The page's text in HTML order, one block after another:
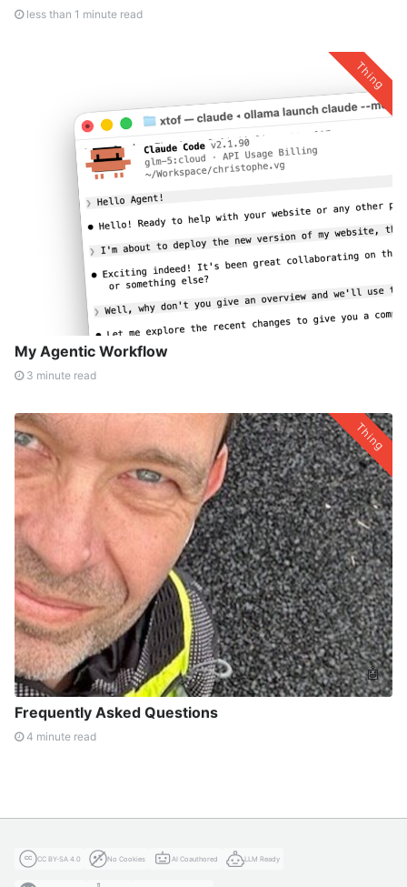
less than 1 minute read
Thing
My Agentic Workflow
3 minute read
Thing
🤖
Frequently Asked Questions
4 minute read
CC BY-SA 4.0 No Cookies AI Coauthored LLM Ready